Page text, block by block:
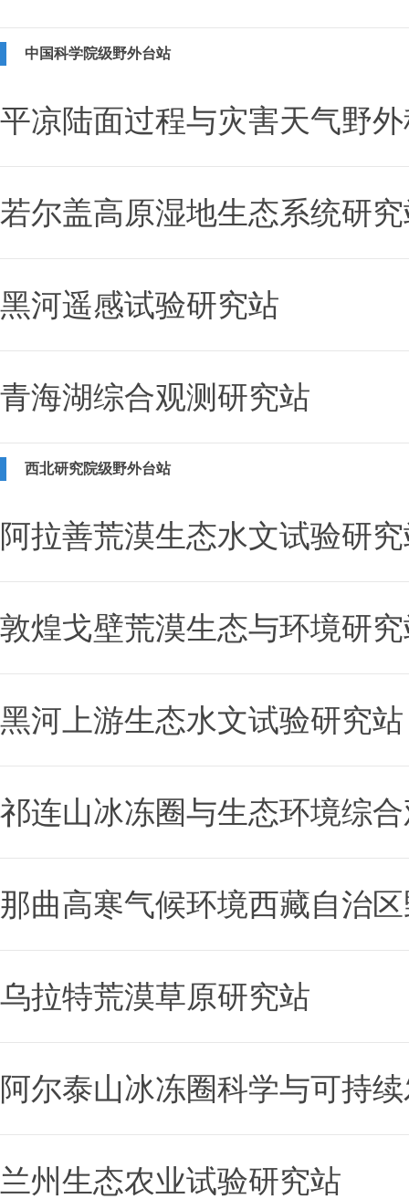
中国科学院级野外台站
平凉陆面过程与灾害天气野
若尔盖高原湿地生态系统研
黑河遥感试验研究站
青海湖综合观测研究站
西北研究院级野外台站
阿拉善荒漠生态水文试验研
敦煌戈壁荒漠生态与环境研
黑河上游生态水文试验研究站
祁连山冰冻圈与生态环境综
那曲高寒气候环境西藏自治
乌拉特荒漠草原研究站
阿尔泰山冰冻圈科学与可持
兰州生态农业试验研究站